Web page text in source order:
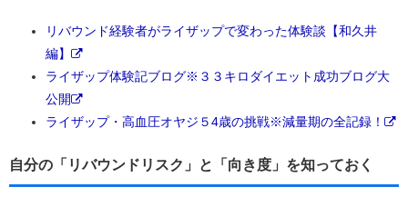
リバウンド経験者がライザップで変わった体験談【和久井
編】
ライザップ体験記ブログ※３３キロダイエット成功ブログ大
公開
ライザップ・高血圧オヤジ５4歳の挑戦※減量期の全記録！
自分の「リバウンドリスク」と「向き度」を知っておく